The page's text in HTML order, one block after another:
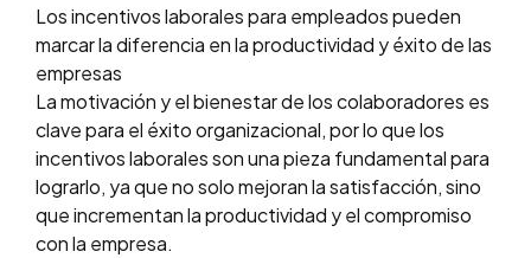
Los incentivos laborales para empleados pueden
marcar la diferencia en la productividad y éxito de las
empresas
La motivación y el bienestar de los colaboradores es
clave para el éxito organizacional, por lo que los
incentivos laborales son una pieza fundamental para
lograrlo, ya que no solo mejoran la satisfacción, sino
que incrementan la productividad y el compromiso
con la empresa.